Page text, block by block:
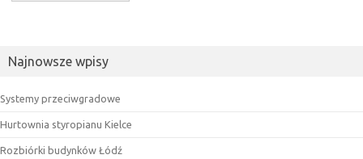
Najnowsze wpisy
Systemy przeciwgradowe
Hurtownia styropianu Kielce
Rozbiórki budynków Łódź